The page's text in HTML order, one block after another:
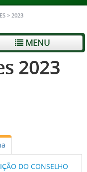
> 2023
MENU
2023
DO CONSELHO